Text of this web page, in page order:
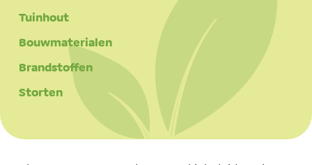
Tuinhout
Bouwmaterialen
Brandstoffen
Storten